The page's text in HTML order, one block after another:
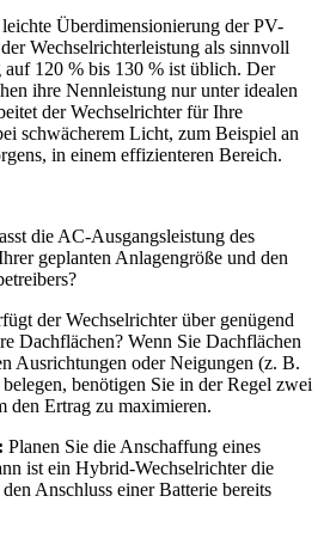
Überdimensionierung der PV-
Wechselrichterleistung als sinnvoll
120 % bis 130 % ist üblich. Der
ihre Nennleistung nur unter idealen
der Wechselrichter für Ihre
schwächerem Licht, zum Beispiel an
in einem effizienteren Bereich.
die AC-Ausgangsleistung des
geplanten Anlagengröße und den
der Wechselrichter über genügend
Dachflächen? Wenn Sie Dachflächen
Ausrichtungen oder Neigungen (z. B.
benötigen Sie in der Regel zwei
den Ertrag zu maximieren.
Planen Sie die Anschaffung eines
ist ein Hybrid-Wechselrichter die
Anschluss einer Batterie bereits